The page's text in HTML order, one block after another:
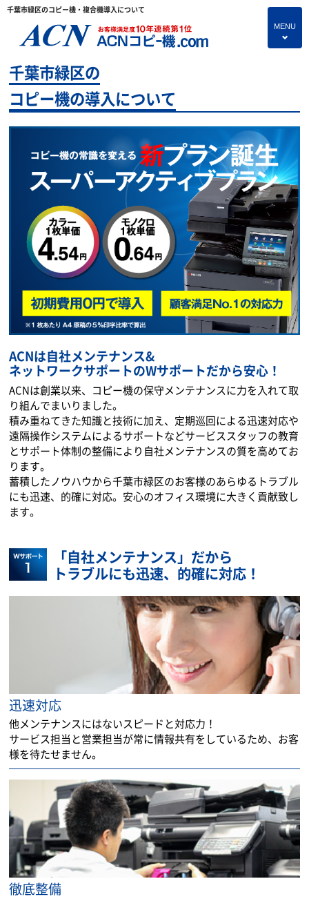
千葉市緑区のコピー機・複合機導入について
MENU
4
プランのご紹介
保守サービス
コピー機あれこれ
コピー機に関すること
よくあるご質問
独立・開業支援プラン
お問い合わせ
千葉市緑区の
コピー機の導入について
ACNは自社メンテナンス&
ネットワークサポートのWサポートだから安心！
ACNは創業以来、コピー機の保守メンテナンスに力を入れて取
り組んでまいりました。
積み重ねてきた知識と技術に加え、定期巡回による迅速対応や
遠隔操作システムによるサポートなどサービススタッフの教育
とサポート体制の整備により自社メンテナンスの質を高めてお
ります。
蓄積したノウハウから千葉市緑区のお客様のあらゆるトラブル
にも迅速、的確に対応。安心のオフィス環境に大きく貢献致し
ます。
「自社メンテナンス」だから
トラブルにも迅速、的確に対応！
迅速対応
他メンテナンスにはないスピードと対応力！
サービス担当と営業担当が常に情報共有をしているため、お客
様を待たせません。
徹底整備